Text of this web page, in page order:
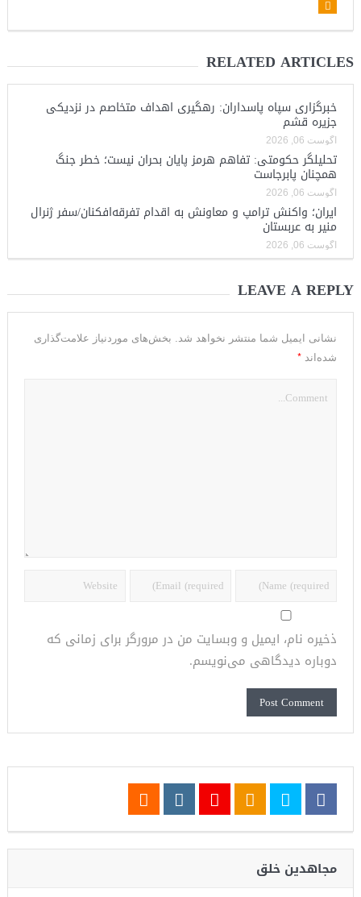
RELATED ARTICLES
خبرگزاری سپاه پاسداران: رهگیری اهداف متخاصم در نزدیکی
جزیره قشم
آگوست 06, 2026
تحلیلگر حکومتی: تفاهم هرمز پایان بحران نیست؛ خطر جنگ
همچنان پابرجاست
آگوست 06, 2026
ایران؛ واکنش ترامپ و معاونش به اقدام تفرقه‌افکنان/سفر ژنرال
منیر به عربستان
آگوست 06, 2026
LEAVE A REPLY
نشانی ایمیل شما منتشر نخواهد شد.
بخش‌های موردنیاز علامت‌گذاری
شده‌اند *
ذخیره نام، ایمیل و وبسایت من در مرورگر برای زمانی که
دوباره دیدگاهی می‌نویسم.
مجاهدین خلق